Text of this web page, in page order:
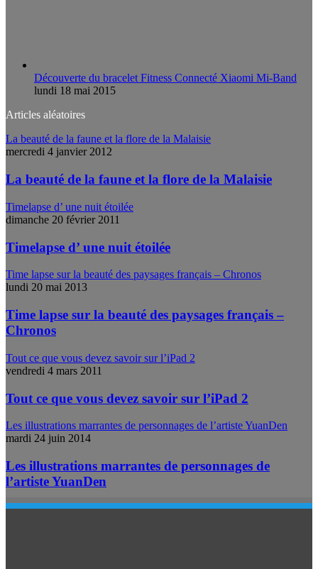
Découverte du bracelet Fitness Connecté Xiaomi Mi-Band
lundi 18 mai 2015
Articles aléatoires
La beauté de la faune et la flore de la Malaisie
mercredi 4 janvier 2012
La beauté de la faune et la flore de la Malaisie
Timelapse d’ une nuit étoilée
dimanche 20 février 2011
Timelapse d’ une nuit étoilée
Time lapse sur la beauté des paysages français – Chronos
lundi 20 mai 2013
Time lapse sur la beauté des paysages français –
Chronos
Tout ce que vous devez savoir sur l’iPad 2
vendredi 4 mars 2011
Tout ce que vous devez savoir sur l’iPad 2
Les illustrations marrantes de personnages de l’artiste YuanDen
mardi 24 juin 2014
Les illustrations marrantes de personnages de
l’artiste YuanDen